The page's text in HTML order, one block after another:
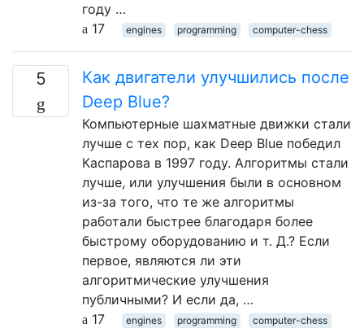
году …
17
engines programming computer-chess
5
Как двигатели улучшились после
Deep Blue?
Компьютерные шахматные движки стали
лучше с тех пор, как Deep Blue победил
Каспарова в 1997 году. Алгоритмы стали
лучше, или улучшения были в основном
из-за того, что те же алгоритмы
работали быстрее благодаря более
быстрому оборудованию и т. Д.? Если
первое, являются ли эти
алгоритмические улучшения
публичными? И если да, …
17
engines programming
computer-chess